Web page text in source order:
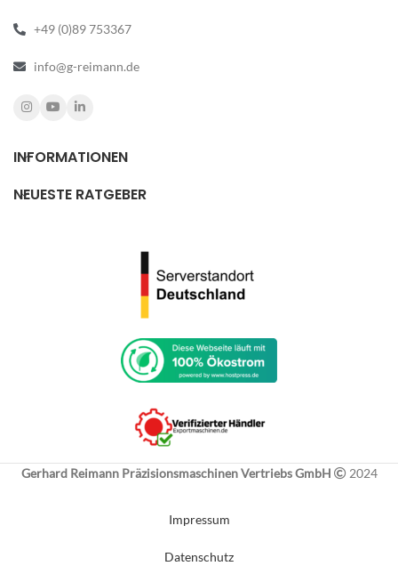
+49 (0)89 753367
info@g-reimann.de
INFORMATIONEN
NEUESTE RATGEBER
Gerhard Reimann Präzisionsmaschinen Vertriebs GmbH 2024
Impressum
Datenschutz